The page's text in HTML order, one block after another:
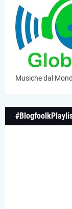
Musiche dal